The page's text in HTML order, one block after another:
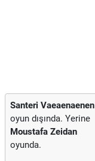
Santeri Vaeaenaenen
oyun dışında. Yerine
Moustafa Zeidan
oyunda.